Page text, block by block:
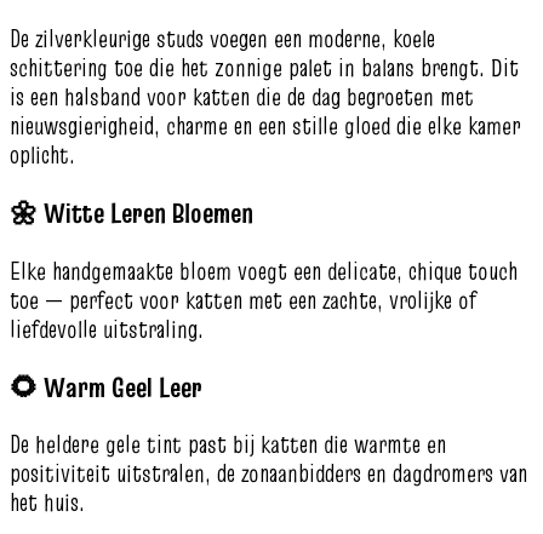
De zilverkleurige studs voegen een moderne, koele
schittering toe die het zonnige palet in balans brengt. Dit
is een halsband voor katten die de dag begroeten met
nieuwsgierigheid, charme en een stille gloed die elke kamer
oplicht.
🌼 Witte Leren Bloemen
Elke handgemaakte bloem voegt een delicate, chique touch
toe — perfect voor katten met een zachte, vrolijke of
liefdevolle uitstraling.
🌻 Warm Geel Leer
De heldere gele tint past bij katten die warmte en
positiviteit uitstralen, de zonaanbidders en dagdromers van
het huis.